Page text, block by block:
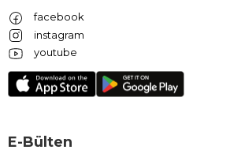
facebook
instagram
youtube
E-Bülten